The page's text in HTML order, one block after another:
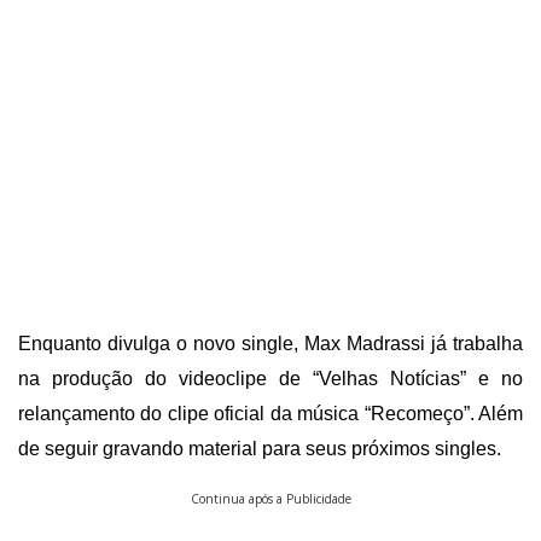
Enquanto divulga o novo single, Max Madrassi já trabalha
na produção do videoclipe de “Velhas Notícias” e no
relançamento do clipe oficial da música “Recomeço”. Além
de seguir gravando material para seus próximos singles.
Continua após a Publicidade